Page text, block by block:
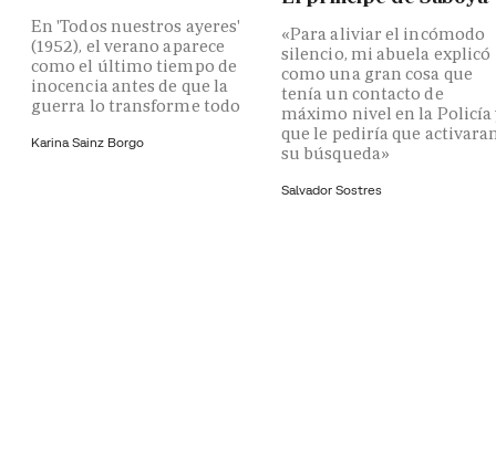
En 'Todos nuestros ayeres'
(1952), el verano aparece
como el último tiempo de
inocencia antes de que la
guerra lo transforme todo
Karina Sainz Borgo
«Para aliviar el incómodo
silencio, mi abuela explicó
como una gran cosa que
tenía un contacto de
máximo nivel en la Policía
que le pediría que
su búsqueda»
Salvador Sostres